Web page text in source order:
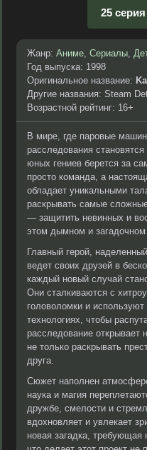
25 серия
Жанр: Аниме, Сериалы,
Год выпуска: 1998
Оригинальное название:
Другие названия: Steam
Возрастной рейтинг: 16+
В мире, где паровые
расследования
юных гениев берется за
просто команда, а
обладает уникальными
раскрывать самые
— защитить невинных и
этом дымном и
Главный герой,
ведет своих друзей в
каждый новый случай
Они сталкиваются с
головоломки и
технологиях, чтобы
расследование открывает
не только раскрывать
друга.
Сюжет наполнен
наука и магия
дружбе, смелости и
вдохновляет и увлекает
новая загадка, требующая